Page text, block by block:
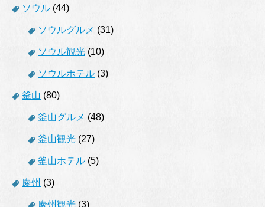
ソウル (44)
ソウルグルメ (31)
ソウル観光 (10)
ソウルホテル (3)
釜山 (80)
釜山グルメ (48)
釜山観光 (27)
釜山ホテル (5)
慶州 (3)
慶州観光 (3)